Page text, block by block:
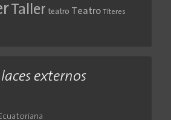
Taller teatro Teatro Títeres
externos